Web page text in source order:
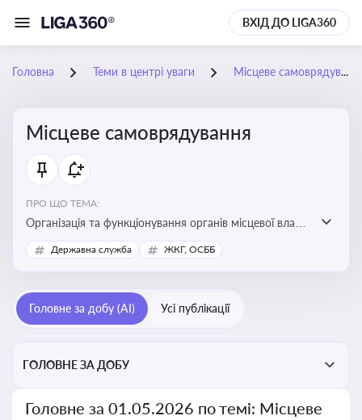
ВХІД ДО LIGA360
Головна Теми в центрі уваги Місцеве самоврядування
Місцеве самоврядування
ПРО ЩО ТЕМА:
Організація та функціонування органів місцевої влади,
які приймають рішення та здійснюють управлінські
функції на рівні місцевих громад (міст, сіл, селищ)
Державна служба ЖКГ, ОСББ
Головне за добу (AI) Усі публікації
ГОЛОВНЕ ЗА ДОБУ
Головне за 01.05.2026 по темі: Місцеве